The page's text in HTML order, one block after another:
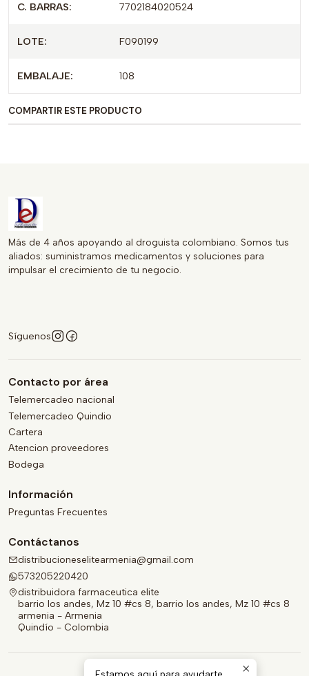
cumple con los estándares de calidad más exigentes,
TRIMETOPRIM SULFA para una solución efectiva y de
C. BARRAS: 7702184020524
LOTE: F090199
EMBALAJE: 108
COMPARTIR ESTE PRODUCTO
Más de 4 años apoyando al droguista colombiano. Somos tus
aliados: suministramos medicamentos y soluciones para
impulsar el crecimiento de tu negocio.
Síguenos
Contacto por área
Telemercadeo nacional
Telemercadeo Quindio
Cartera
Atencion proveedores
Bodega
Información
Preguntas Frecuentes
Contáctanos
distribucioneselitearmenia@gmail.com
573205220420
distribuidora farmaceutica elite
barrio los andes, Mz 10 #cs 8, barrio los andes, Mz 10 #cs 8
armenia - Armenia
Quindío - Colombia